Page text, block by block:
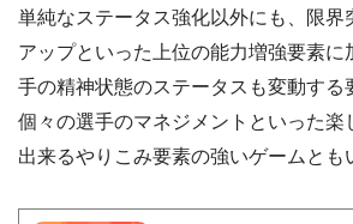
単純なステータス強化以外にも、限界
アップといった上位の能力増強要素に
手の精神状態のステータスも変動する
個々の選手のマネジメントといった楽
出来るやりこみ要素の強いゲームとも